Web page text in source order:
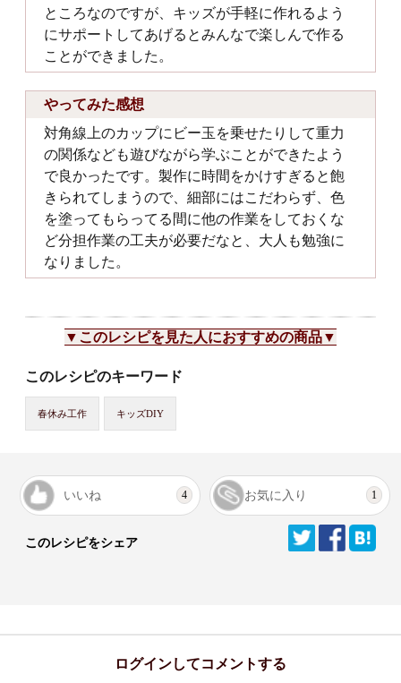
ところなのですが、キッズが手軽に作れるよう
にサポートしてあげるとみんなで楽しんで作る
ことができました。
やってみた感想
対角線上のカップにビー玉を乗せたりして重力
の関係なども遊びながら学ぶことができたよう
で良かったです。製作に時間をかけすぎると飽
きられてしまうので、細部にはこだわらず、色
を塗ってもらってる間に他の作業をしておくな
ど分担作業の工夫が必要だなと、大人も勉強に
なりました。
▼このレシピを見た人におすすめの商品▼
このレシピのキーワード
春休み工作 キッズDIY
いいね 4 お気に入り 1
このレシピをシェア
ログインしてコメントする